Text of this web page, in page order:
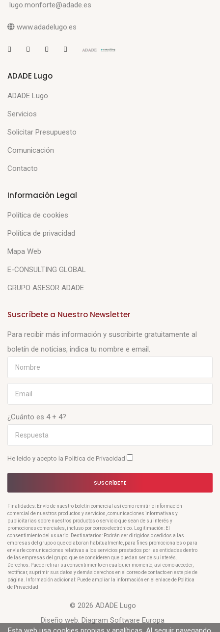
lugo.monforte@adade.es
www.adadelugo.es
ADADE Lugo
ADADE Lugo
Servicios
Solicitar Presupuesto
Comunicación
Contacto
Información Legal
Política de cookies
Política de privacidad
Mapa Web
E-CONSULTING GLOBAL
GRUPO ASESOR ADADE
Suscríbete a Nuestro Newsletter
Para recibir más información y suscribirte gratuitamente al
boletín de noticias, indica tu nombre e email.
¿Cuánto es 4 + 4?
He leído y acepto la Política de Privacidad
SUSCRÍBETE
Finalidades: Envío de nuestro boletín comercial así como remitirle información
comercial de nuestros productos y servicios, comunicaciones informativas y
publicitarias sobre nuestros productos o servicio que sean de su interés y
promociones comerciales, incluso por correo electrónico. Legitimación: El
consentimiento del usuario. Destinatarios: Podrán ser dirigidos o cedidos a las
empresas del grupo o que colaboran habitualmente, para fines promocionales o para
enviarle comunicaciones relativas a los servicios prestados por las entidades dentro
de las empresas del grupo, que se consideren que puedan ser de su interés.
Derechos: Puede retirar su consentimiento en cualquier momento, así como acceder,
rectificar, suprimir sus datos y demás derechos en el correo de contacto en este pie de
página. Información adicional: Puede ampliar la información en el enlace de Política
de Privacidad
© 2026 ADADE Lugo
Diseño web: Diagram Software Europa